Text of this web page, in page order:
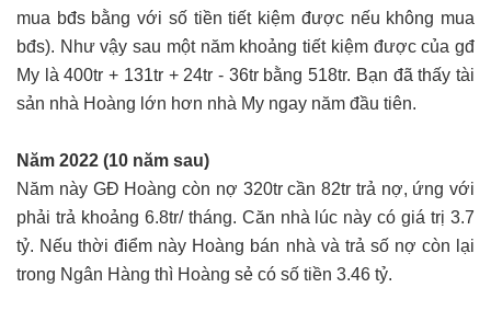
mua bđs bằng với số tiền tiết kiệm được nếu không mua
bđs). Như vậy sau một năm khoảng tiết kiệm được của gđ
My là 400tr + 131tr + 24tr - 36tr bằng 518tr. Bạn đã thấy tài
sản nhà Hoàng lớn hơn nhà My ngay năm đầu tiên.
Năm 2022 (10 năm sau)
Năm này GĐ Hoàng còn nợ 320tr cần 82tr trả nợ, ứng với
phải trả khoảng 6.8tr/ tháng. Căn nhà lúc này có giá trị 3.7
tỷ. Nếu thời điểm này Hoàng bán nhà và trả số nợ còn lại
trong Ngân Hàng thì Hoàng sẻ có số tiền 3.46 tỷ.